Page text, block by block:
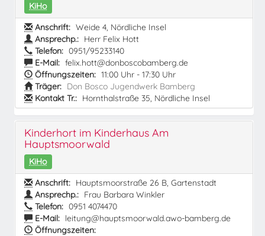
KiHo
Anschrift: Weide 4, Nördliche Insel
Ansprechp.: Herr Felix Hott
Telefon: 0951/95233140
E-Mail: felix.hott@donboscobamberg.de
Öffnungszeiten: 11:00 Uhr - 17:30 Uhr
Träger: Don Bosco Jugendwerk Bamberg
Kontakt Tr.: Hornthalstraße 35, Nördliche Insel
Kinderhort im Kinderhaus Am
Hauptsmoorwald
KiHo
Anschrift: Hauptsmoorstraße 26 B, Gartenstadt
Ansprechp.: Frau Barbara Winkler
Telefon: 0951 4074470
E-Mail: leitung@hauptsmoorwald.awo-bamberg.de
Öffnungszeiten: